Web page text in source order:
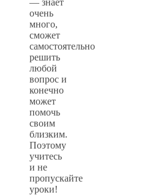
очень
много,
сможет
самостоятельно
решить
любой
вопрос и
конечно
может
помочь
своим
близким.
Поэтому
учитесь
и не
пропускайте
уроки!